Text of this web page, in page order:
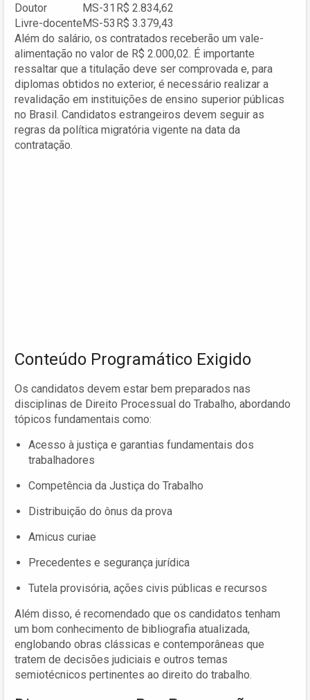
Doutor
MS-31 R$ 2.834,62
Livre-docenteMS-53 R$ 3.379,43
Além do salário, os contratados receberão um vale-
alimentação no valor de R$ 2.000,02. É importante
ressaltar que a titulação deve ser comprovada e, para
diplomas obtidos no exterior, é necessário realizar a
revalidação em instituições de ensino superior públicas
no Brasil. Candidatos estrangeiros devem seguir as
regras da política migratória vigente na data da
contratação.
Conteúdo Programático Exigido
Os candidatos devem estar bem preparados nas
disciplinas de Direito Processual do Trabalho, abordando
tópicos fundamentais como:
Acesso à justiça e garantias fundamentais dos
trabalhadores
Competência da Justiça do Trabalho
Distribuição do ônus da prova
Amicus curiae
Precedentes e segurança jurídica
Tutela provisória, ações civis públicas e recursos
Além disso, é recomendado que os candidatos tenham
um bom conhecimento de bibliografia atualizada,
englobando obras clássicas e contemporâneas que
tratem de decisões judiciais e outros temas
semiotécnicos pertinentes ao direito do trabalho.